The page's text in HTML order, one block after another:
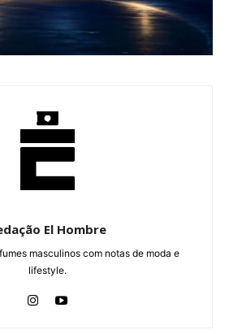
El Hombre
masculinos com notas de moda e
lifestyle.